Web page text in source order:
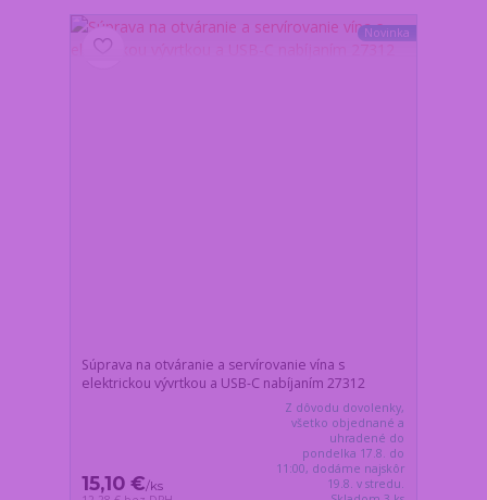
Novinka
Súprava na otváranie a servírovanie vína s
elektrickou vývrtkou a USB-C nabíjaním 27312
15,10 €/ks
Z dôvodu dovolenky,
všetko objednané a
uhradené do
pondelka 17.8. do
11:00, dodáme najskôr
19.8. v stredu.